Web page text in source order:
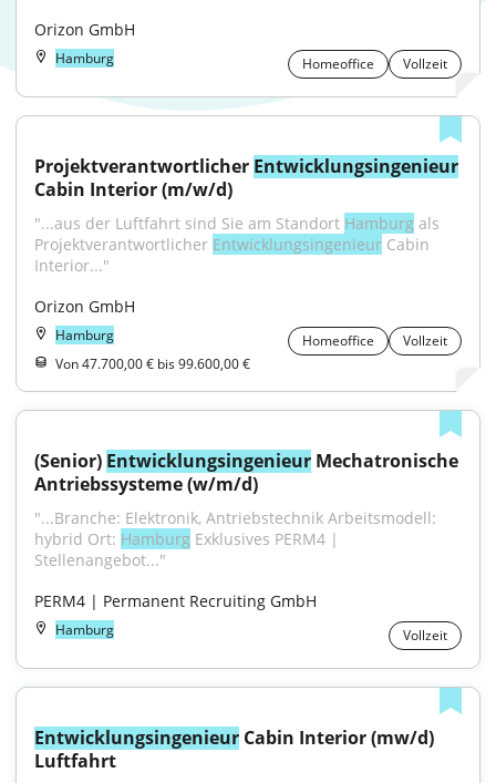
Orizon GmbH
Hamburg Homeoffice Vollzeit
Projektverantwortlicher Entwicklungsingenieur
Cabin Interior (m/w/d)
"...aus der Luftfahrt sind Sie am Standort Hamburg als
Projektverantwortlicher Entwicklungsingenieur Cabin
Interior..."
Orizon GmbH
Hamburg Homeoffice
Vollzeit
Von 47.700,00 € bis 99.600,00 €
(Senior) Entwicklungsingenieur Mechatronische
Antriebssysteme (w/m/d)
"...Branche: Elektronik, Antriebstechnik Arbeitsmodell:
hybrid Ort: Hamburg Exklusives PERM4 |
Stellenangebot..."
PERM4 | Permanent Recruiting GmbH
Hamburg Vollzeit
Entwicklungsingenieur Cabin Interior (mw/d)
Luftfahrt